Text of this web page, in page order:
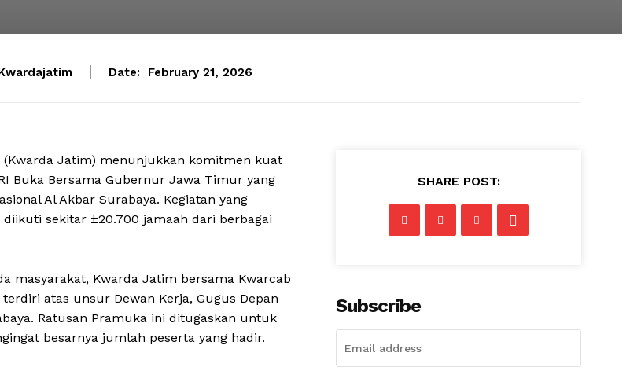
Date: February 21, 2026
Jatim) menunjukkan komitmen kuat
Buka Bersama Gubernur Jawa Timur yang
Al Akbar Surabaya. Kegiatan yang
sekitar ±20.700 jamaah dari berbagai
masyarakat, Kwarda Jatim bersama Kwarcab
atas unsur Dewan Kerja, Gugus Depan
Ratusan Pramuka ini ditugaskan untuk
besarnya jumlah peserta yang hadir.
SHARE POST:
Subscribe